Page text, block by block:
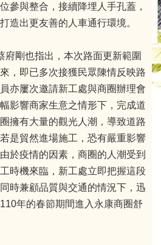
參與整合，接續降埋人手孔蓋，
造出更友善的人車通行環境。
府剛也指出，本次路面更新範圍
，即已多次接獲民眾陳情反映路
亦屢次邀請新工處與商圈辦理會
影響商家生意之情形下，完成道
擁有大量的觀光人潮，導致道路
是貿然進場施工，恐有嚴重影響
於疫情的因素，商圈的人潮受到
時機來臨，新工處立即把握這段
時兼顧品質與交通的情況下，迅
年的春節期間進入永康商圈舒